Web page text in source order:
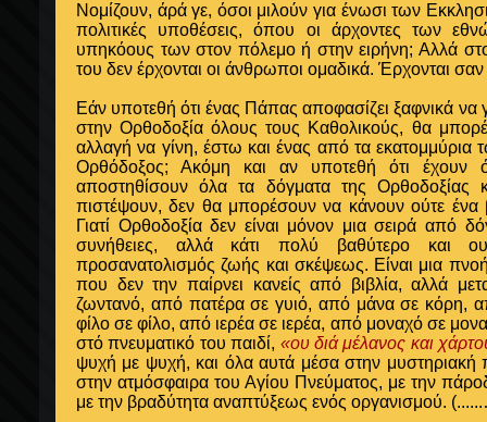
Νομίζουν, άρά γε, όσοι μιλούν για ένωσι των
πολιτικές υποθέσεις, όπου οι άρχοντες των
υπηκόους των στον πόλεμο ή στην ειρήνη; Αλλά
του δεν έρχονται οι άνθρωποι ομαδικά. Έρχονται
Εάν υποτεθή ότι ένας Πάπας αποφασίζει ξαφνικά να
στην Ορθοδοξία όλους τους Καθολικούς, θα
αλλαγή να γίνη, έστω και ένας από τα εκατομμύρια
Ορθόδοξος; Ακόμη και αν υποτεθή ότι έχουν
αποστηθίσουν όλα τα δόγματα της Ορθοδοξίας
πιστέψουν, δεν θα μπορέσουν να κάνουν ούτε
Γιατί Ορθοδοξία δεν είναι μόνον μια σειρά από
συνήθειες, αλλά κάτι πολύ βαθύτερο και
προσανατολισμός ζωής και σκέψεως. Είναι μια
που δεν την παίρνει κανείς από βιβλία, αλλά
ζωντανό, από πατέρα σε γυιό, από μάνα σε κόρη,
φίλο σε φίλο, από ιερέα σε ιερέα, από μοναχό σε
στό πνευματικό του παιδί, «ου διά μέλανος και
ψυχή με ψυχή, και όλα αυτά μέσα στην μυστηριακή
στην ατμόσφαιρα του Αγίου Πνεύματος, με την
με την βραδύτητα αναπτύξεως ενός οργανισμού.